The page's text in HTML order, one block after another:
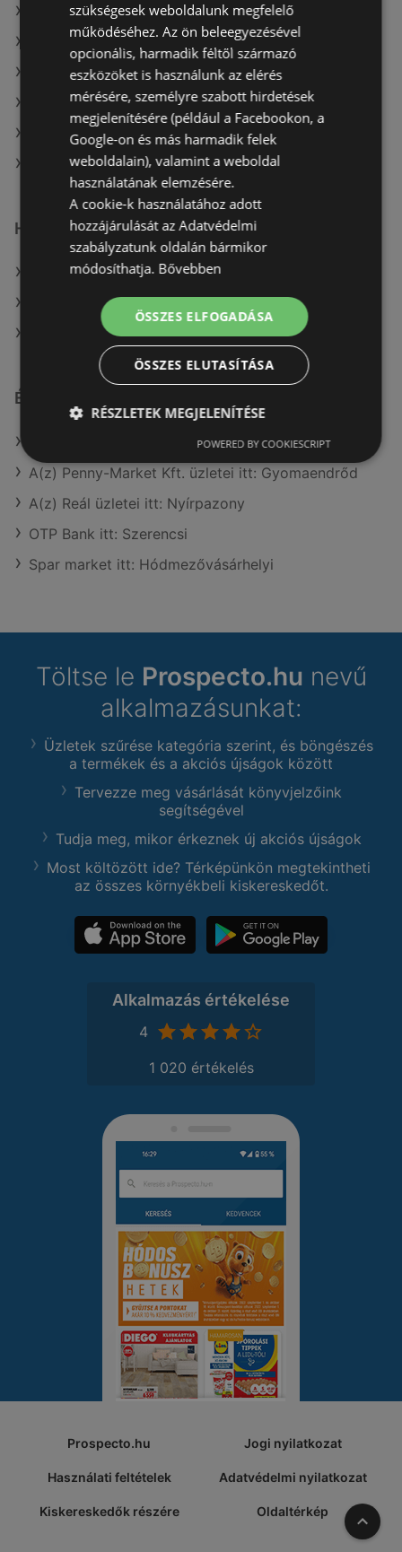
A(z) Herbária ajánlatai
A(z) Dacia Sandero ajánlatai
A(z) Herbária aktuális akciós újságjai
A(z) Dacia Sandero aktuális akciós újságjai
A(z) Brendon aktuális akciós újságjai
A(z) Pepco üzletei itt: Sopron-Fertődi
Hasonló kiskereskedők
A(z) Herbária ajánlatai
A(z) Brendon ajánlatai
A(z) Dacia Sandero ajánlatai
Érdeklődésre számot tartó elemek itt:
A(z) Coop üzletei itt: Örményes
A(z) Penny-Market Kft. üzletei itt: Gyomaendrőd
A(z) Reál üzletei itt: Nyírpazony
OTP Bank itt: Szerencsi
Spar market itt: Hódmezővásárhelyi
Töltse le Prospecto.hu nevű
alkalmazásunkat:
Üzletek szűrése kategória szerint, és böngészés
a termékek és a akciós újságok között
Tervezze meg vásárlását könyvjelzőink
segítségével
Tudja meg, mikor érkeznek új akciós újságok
Most költözött ide? Térképünkön megtekintheti
az összes környékbeli kiskereskedőt.
Alkalmazás értékelése
4
1 020 értékelés
Prospecto.hu Jogi nyilatkozat
Használati feltételek Adatvédelmi nyilatkozat
Kiskereskedők részére Oldaltérkép A
szükségesek weboldalunk megfelelő
működéséhez. Az ön beleegyezésével
opcionális, harmadik féltől származó
eszközöket is használunk az elérés
mérésére, személyre szabott hirdetések
megjelenítésére (például a Facebookon, a
Google-on és más harmadik felek
weboldalain), valamint a weboldal
használatának elemzésére.
A cookie-k használatához adott
hozzájárulását az Adatvédelmi
szabályzatunk oldalán bármikor
módosíthatja. Bővebben
ÖSSZES ELFOGADÁSA
ÖSSZES ELUTASÍTÁSA
RÉSZLETEK MEGJELENÍTÉSE
POWERED BY COOKIESCRIPT